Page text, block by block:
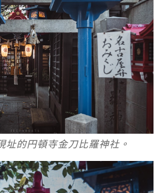
的円頓寺金刀比羅神社。